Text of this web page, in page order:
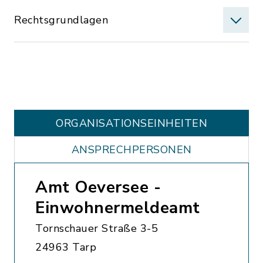
Rechtsgrundlagen
ORGANISATIONS­EINHEITEN
ANSPRECHPERSONEN
Amt Oeversee -
Einwohnermeldeamt
Tornschauer Straße 3-5
24963 Tarp